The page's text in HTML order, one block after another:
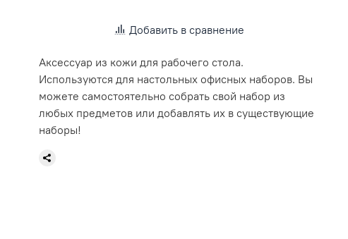
Добавить в сравнение
Аксессуар из кожи для рабочего стола.
Используются для настольных офисных наборов. Вы
можете самостоятельно собрать свой набор из
любых предметов или добавлять их в существующие
наборы!